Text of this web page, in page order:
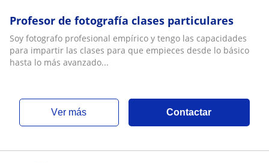
Profesor de fotografía clases particulares
Soy fotografo profesional empírico y tengo las capacidades
para impartir las clases para que empieces desde lo básico
hasta lo más avanzado...
ver más Contactar